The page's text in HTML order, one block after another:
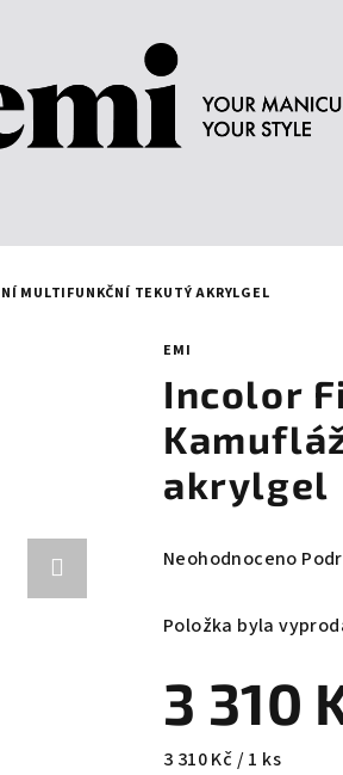
MULTIFUNKČNÍ TEKUTÝ AKRYLGEL
EMI
Incolor
akrylgel
Průměrné
produktu
z
5
hvězdiček.
Neohodnoceno
Položka byla
3 310
Měrná
3 310 Kč / 1 ks